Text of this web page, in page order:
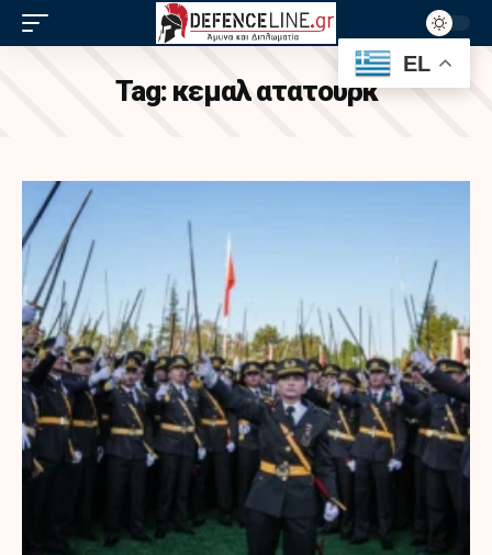
Tag: κεμαλ ατατουρκ
EL